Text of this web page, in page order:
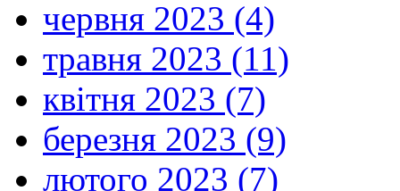
червня 2023 (4)
травня 2023 (11)
квітня 2023 (7)
березня 2023 (9)
лютого 2023 (7)